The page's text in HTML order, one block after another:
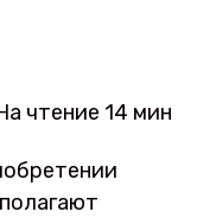
чтение 14 мин